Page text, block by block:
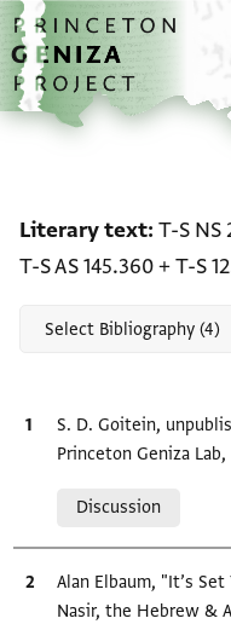
Skip to main content
home
Literary text T-S NS
T-S AS 145.360+T-S
Bibliographic citation
S. D. Goitein,
Princeton Geniza
Discussion
Bibliographic citation
Alan Elbaum, "It’s
Nasir, the Hebrew &